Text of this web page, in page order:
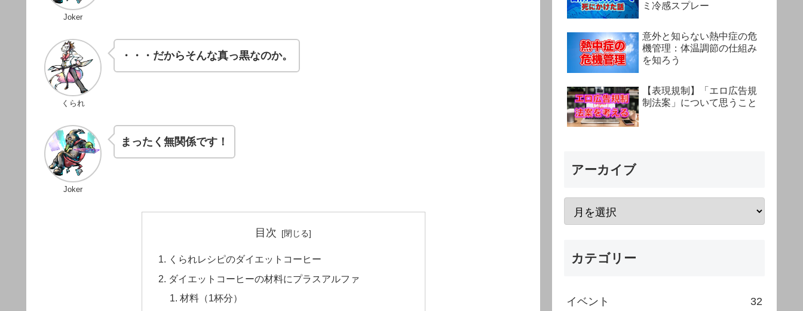
Joker
くられ
・・・だからそんな真っ黒なのか。
Joker
まったく無関係です！
目次
くられレシピのダイエットコーヒー
ダイエットコーヒーの材料にプラスアルファ
材料（1杯分）
ミ冷感スプレー
意外と知らない熱中症の危
機管理：体温調節の仕組み
を知ろう
【表現規制】「エロ広告規
制法案」について思うこと
アーカイブ
カテゴリー
イベント 32